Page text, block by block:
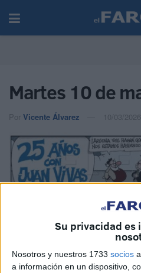
Su privacidad
Nosotros y nuestros 1733 socios
a información en un dispositivo,
Martes 10 de
Por Vicente Álvarez 10/03/